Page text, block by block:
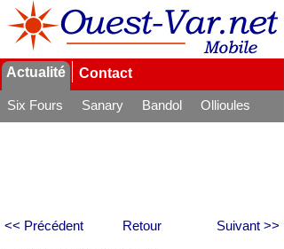
Actualité Contact
Six Fours Sanary Bandol
Ollioules
Retour
<< Précédent Suivant >>